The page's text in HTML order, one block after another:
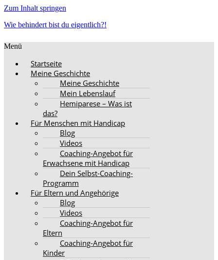
Zum Inhalt springen
Wie behindert bist du eigentlich?!
Menü
Startseite
Meine Geschichte
Meine Geschichte
Mein Lebenslauf
Hemiparese – Was ist
das?
Für Menschen mit Handicap
Blog
Videos
Coaching-Angebot für
Erwachsene mit Handicap
Dein Selbst-Coaching-
Programm
Für Eltern und Angehörige
Blog
Videos
Coaching-Angebot für
Eltern
Coaching-Angebot für
Kinder